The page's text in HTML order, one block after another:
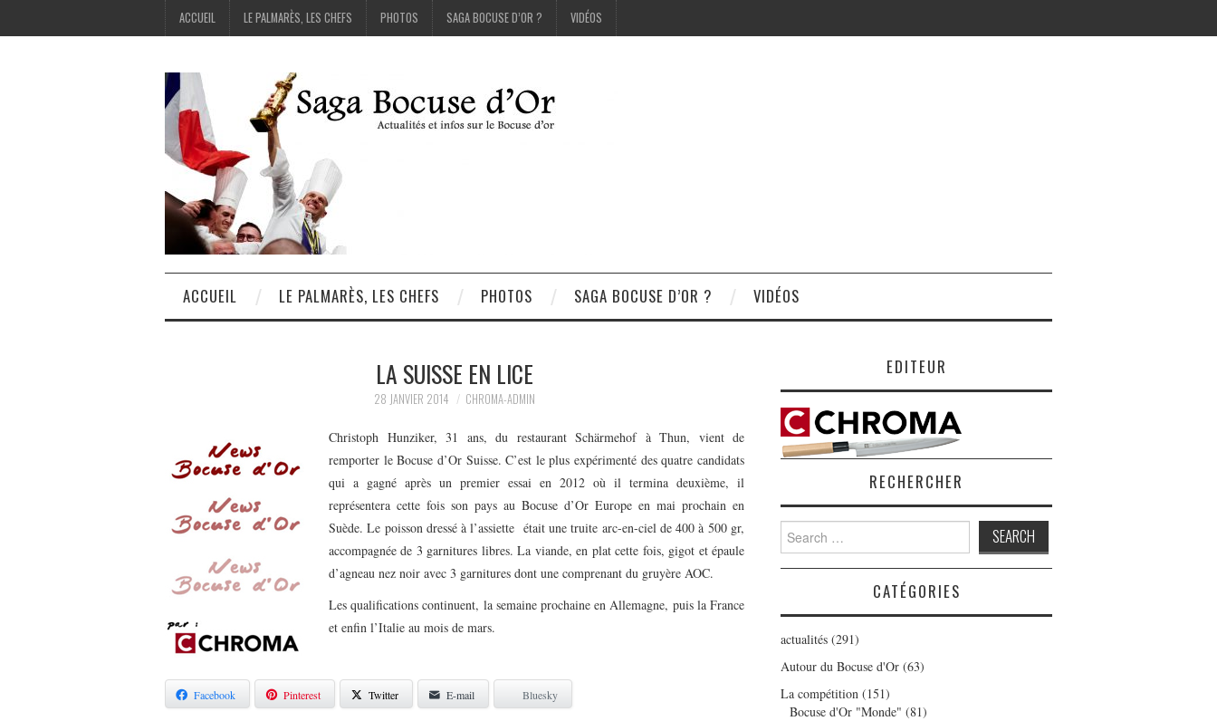
ACCUEIL LE PALMARÈS, LES CHEFS PHOTOS SAGA BOCUSE D’OR ? VIDÉOS
ACCUEIL LE PALMARÈS, LES CHEFS PHOTOS SAGA BOCUSE D’OR ? VIDÉOS
LA SUISSE EN LICE
28 JANVIER 2014 CHROMA-ADMIN
Christoph Hunziker, 31 ans, du restaurant Schärmehof à Thun, vient de
remporter le Bocuse d’Or Suisse.C’est le plus expérimenté des quatre candidats
qui a gagné après un premier essai en 2012 où il termina deuxième, il
représentera cette fois son pays au Bocuse d’Or Europe en mai prochain en
Suède.Le poisson dressé à l’assiette était une truite arc-en-ciel de 400 à 500 gr,
accompagnée de 3 garnitures libres. La viande, en plat cette fois, gigot et épaule
d’agneau nez noir avec 3 garnitures dont une comprenant du gruyère AOC.
Les qualifications continuent, la semaine prochaine en Allemagne, puis la France
et enfin l’Italie au mois de mars.
Facebook Pinterest Twitter E-mail Bluesky
EDITEUR
RECHERCHER
Search
for:
CATÉGORIES
actualités (291)
Autour du Bocuse d'Or (63)
La compétition (151)
Bocuse d'Or "Monde" (81)